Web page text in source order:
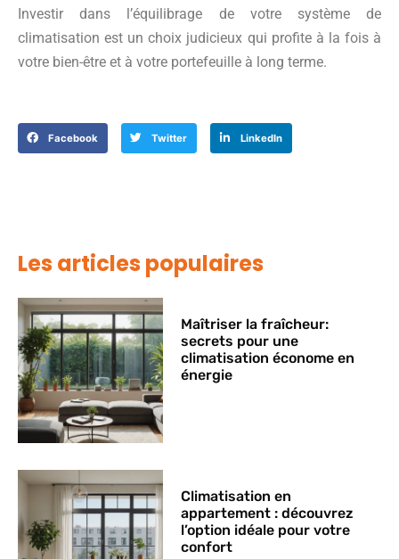
Investir dans l’équilibrage de votre système de
climatisation est un choix judicieux qui profite à la fois à
votre bien-être et à votre portefeuille à long terme.
Facebook Twitter LinkedIn
Les articles populaires
Maîtriser la fraîcheur:
secrets pour une
climatisation économe en
énergie
Climatisation en
appartement : découvrez
l’option idéale pour votre
confort